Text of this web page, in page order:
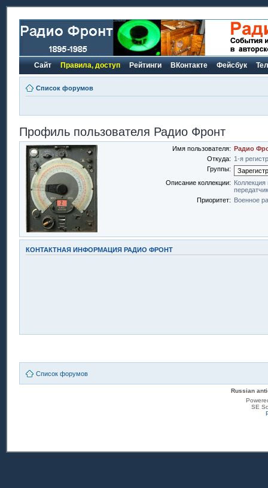
Сайт Правила, доступ Рейтинги ВКонтакте Фейсбук
Список форумов
Профиль пользователя Радио Фронт
Имя пользователя: Радио
Откуда: 1-я
Группы:
Описание коллекции:
Приоритет: Военное
КОНТАКТНАЯ ИНФОРМАЦИЯ РАДИО ФРОНТ
Список форумов
Russian
SE